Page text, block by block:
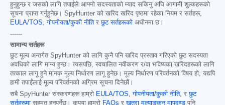
हुनुहुन्छ र जसको लागि तपाईंले आफ्नो सदस्यताको म्याद सकिनु अघि आगामी शुल्कहरूको
सूचना प्राप्त गर्नुहुनेछ। SpyHunter को खरिद खरिद पृष्ठमा रहेका नियम र सर्तहरू,
EULA/TOS,गोपनीयता/कुकी नीतिरछुट सर्तहरूको अधीनमा छ।
------
सामान्य सर्तहरू
छुट मूल्य अन्तर्गत SpyHunter को लागि कुनै पनि खरिद प्रस्ताव गरिएको छुट सदस्यता
अवधिको लागि मान्य हुन्छ। त्यसपछि, स्वचालित नवीकरण र/वा भविष्यका खरिदहरूको लागि
तत्काल लागू हुने मानक मूल्य निर्धारण लागू हुनेछ। मूल्य निर्धारण परिवर्तनको विषय हो, यद्यपि
हामी तपाईंलाई मूल्य परिवर्तनको अग्रिम सूचना दिनेछौं।
सबै SpyHunter संस्करणहरू हाम्रो EULA/TOS,गोपनीयता/कुकी नीति, रछुट
सर्तहरूमा सहमत हुनुपर्नेछ। कृपया हाम्रो FAQs रखतरा मूल्याङ्कन मापदण्ड पनि